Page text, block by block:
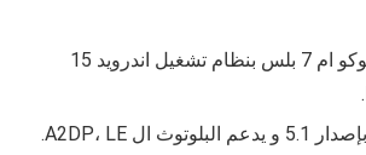
يأتي هاتف شاومي بوكو ام 7 بلس بنظام تشغيل اندرويد 15
5.1 و يدعم البلوتوث ال A2DP، LE.